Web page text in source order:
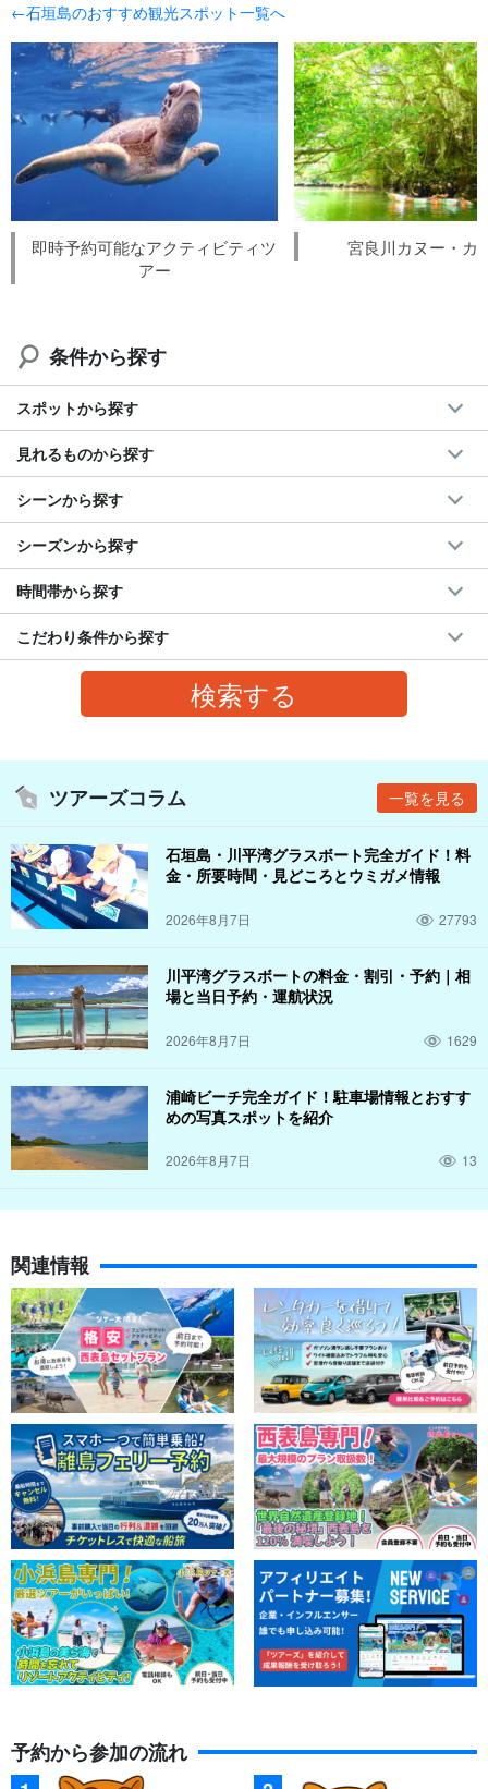
←石垣島のおすすめ観光スポット一覧へ
即時予約可能なアクティビティツ
アー
宮良川カヌー・カ
条件から探す
スポットから探す
見れるものから探す
シーンから探す
シーズンから探す
時間帯から探す
こだわり条件から探す
ツアーズコラム 一覧を見る
石垣島・川平湾グラスボート完全ガイド！料
金・所要時間・見どころとウミガメ情報
2026年8月7日 27793
川平湾グラスボートの料金・割引・予約｜相
場と当日予約・運航状況
2026年8月7日 1629
浦崎ビーチ完全ガイド！駐車場情報とおすす
めの写真スポットを紹介
2026年8月7日 13
関連情報
予約から参加の流れ